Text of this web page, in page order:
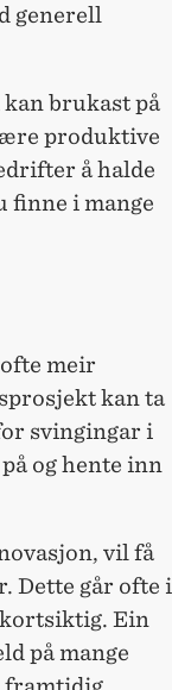
generell
brukast på
produktive
å halde
finne i mange
meir
kan ta
svingingar i
og hente inn
vil få
Dette går ofte i
Ein
på mange